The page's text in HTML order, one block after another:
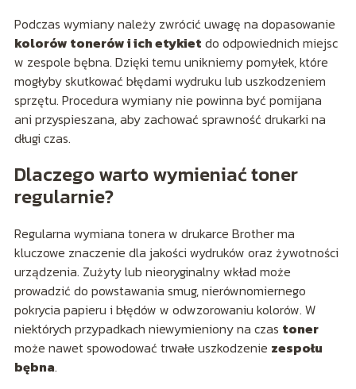
Podczas wymiany należy zwrócić uwagę na dopasowanie
kolorów tonerów i ich etykiet do odpowiednich miejsc
w zespole bębna. Dzięki temu unikniemy pomyłek, które
mogłyby skutkować błędami wydruku lub uszkodzeniem
sprzętu. Procedura wymiany nie powinna być pomijana
ani przyspieszana, aby zachować sprawność drukarki na
długi czas.
Dlaczego warto wymieniać toner
regularnie?
Regularna wymiana tonera w drukarce Brother ma
kluczowe znaczenie dla jakości wydruków oraz żywotności
urządzenia. Zużyty lub nieoryginalny wkład może
prowadzić do powstawania smug, nierównomiernego
pokrycia papieru i błędów w odwzorowaniu kolorów. W
niektórych przypadkach niewymieniony na czas toner
może nawet spowodować trwałe uszkodzenie zespołu
bębna.